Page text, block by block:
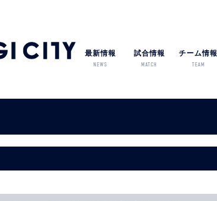
最新情報
NEWS
試合情報
MATCH
チーム情報
TEAM